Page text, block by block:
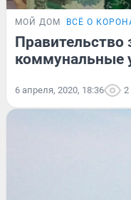
МОЙ ДОМ ВСЁ О
Правительство
коммунальные
6 апреля, 2020, 18:36 2